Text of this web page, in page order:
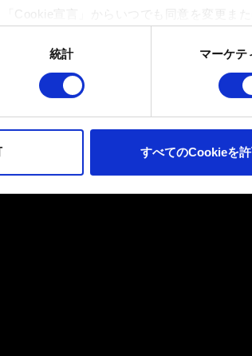
Cookie宣言」からいつでも同意を変更また
要なものです。その他のCookieは、ウェブ
フィードバックを送信します。また、ソー
ません。
統計 マーケテ
すべてのCookieを